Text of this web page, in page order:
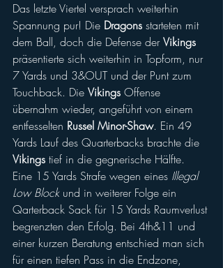
Das letzte Viertel versprach weiterhin
Spannung pur! Die Dragons starteten mit
dem Ball, doch die Defense der Vikings
präsentierte sich weiterhin in Topform, nur
7 Yards und 3&OUT und der Punt zum
Touchback. Die Vikings Offense
übernahm wieder, angeführt von einem
entfesselten Russel Minor-Shaw. Ein 49
Yards Lauf des Quarterbacks brachte die
Vikings tief in die gegnerische Hälfte.
Eine 15 Yards Strafe wegen eines Illegal
Low Block und in weiterer Folge ein
Qarterback Sack für 15 Yards Raumverlust
begrenzten den Erfolg. Bei 4th&11 und
einer kurzen Beratung entschied man sich
für einen tiefen Pass in die Endzone,